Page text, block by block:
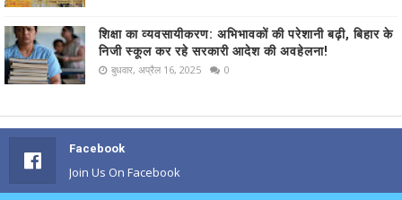
शिक्षा का व्यवसायीकरण: अभिभावकों की परेशानी बढ़ी, बिहार के
निजी स्कूल कर रहे सरकारी आदेश की अवहेलना!
बुधवार, अप्रैल 16, 2025 0
Facebook
Join Us On Facebook